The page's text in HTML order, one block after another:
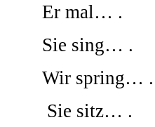
Er mal… .
Sie sing… .
Wir spring… .
Sie sitz… .